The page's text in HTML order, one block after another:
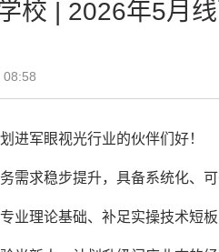
校 | 2026年5月
08:58
进军眼视光行业的伙伴们好！
需求稳步提升，具备系统化、
业理论基础、补足实操技术短